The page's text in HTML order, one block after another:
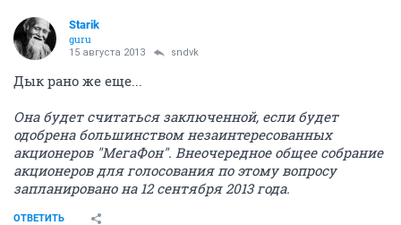
Starik
guru
15 августа 2013 sndvk
Дык рано же еще...
Она будет считаться заключенной, если будет
одобрена большинством незаинтересованных
акционеров "МегаФон". Внеочередное общее собрание
акционеров для голосования по этому вопросу
запланировано на 12 сентября 2013 года.
ОТВЕТИТЬ